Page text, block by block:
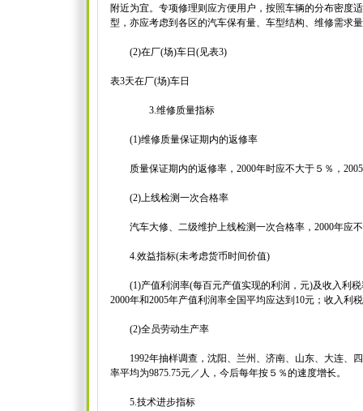
附近为宜。专项修理则应方便用户，按照车辆的分布密度
型，亦应考虑到各区的汽车保有量、车型结构、维修需求
(2)在厂(场)车日(见表3)
表3天在厂(场)车日
3.维修质量指标
(1)维修质量保证期内的返修率
质量保证期内的返修率，2000年时应不大于５％，
(2)上线检测一次合格率
汽车大修、二级维护上线检测一次合格率，2000年应不
4.效益指标(未考虑货币时间价值)
(1)产值利润率(每百元产值实现的利润，元)及收入
2000年和2005年产值利润率全国平均应达到10元；收入利
(2)全员劳动生产率
1992年抽样调查，沈阳、兰州、济南、山东、大连、
率平均为9875.75元／人，今后每年按５％的速度增长。
5.技术进步指标